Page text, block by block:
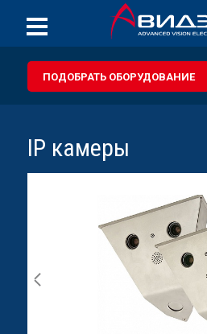
ПОДОБРАТЬ ОБОРУДОВАНИЕ
IP камеры